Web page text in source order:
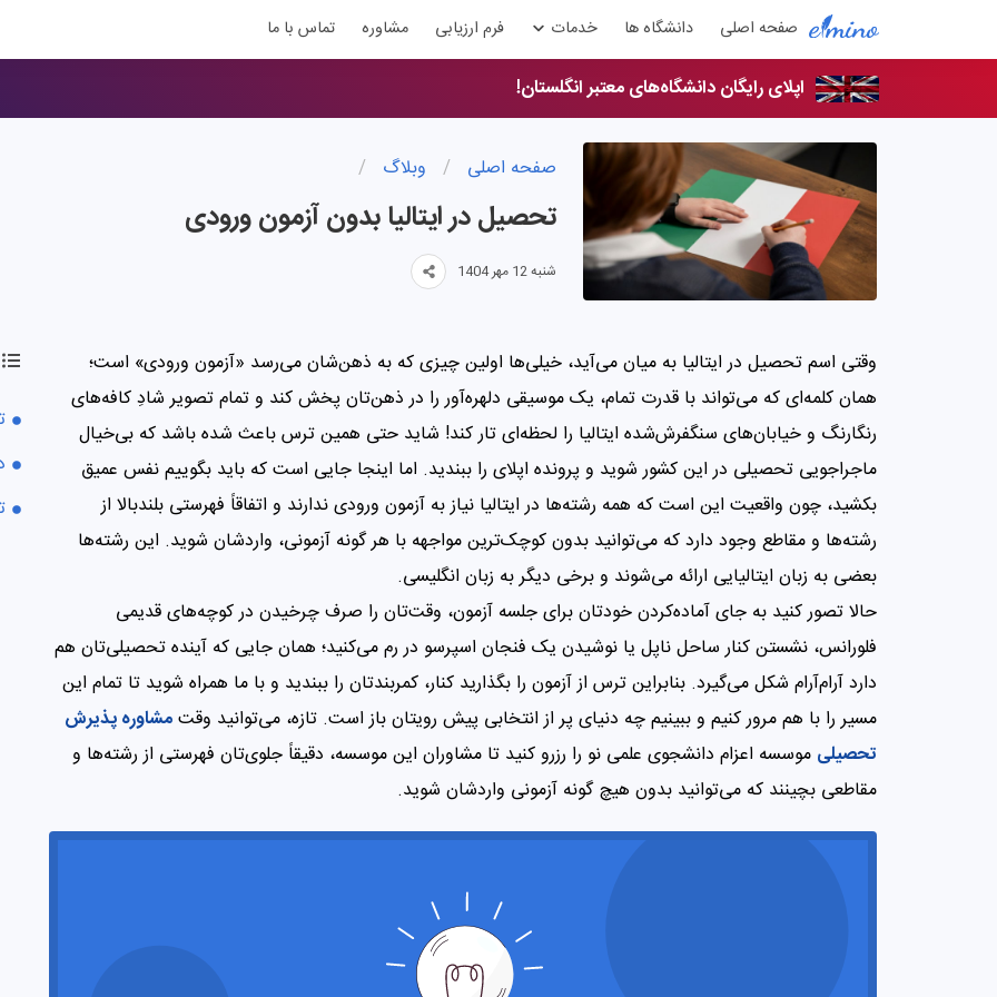
صفحه اصلی دانشگاه ها خدمات فرم ارزیابی مشاوره تماس با ما
اپلای رایگان دانشگاه‌های معتبر انگلستان!
صفحه اصلی / وبلاگ /
تحصیل در ایتالیا بدون آزمون ورودی
شنبه 12 مهر 1404
وقتی اسم تحصیل در ایتالیا به میان می‌آید، خیلی‌ها اولین چیزی که به ذهن‌شان می‌رسد «آزمون ورودی» است؛
همان کلمه‌ای که می‌تواند با قدرت تمام، یک موسیقی دلهره‌آور را در ذهن‌تان پخش کند و تمام تصویر شادِ کافه‌های
رنگارنگ و خیابان‌های سنگفرش‌شده ایتالیا را لحظه‌ای تار کند! شاید حتی همین ترس باعث شده باشد که بی‌خیال
ماجراجویی تحصیلی در این کشور شوید و پرونده اپلای را ببندید. اما اینجا جایی است که باید بگوییم نفس عمیق
بکشید، چون واقعیت این است که همه رشته‌ها در ایتالیا نیاز به آزمون ورودی ندارند و اتفاقاً فهرستی بلندبالا از
رشته‌ها و مقاطع وجود دارد که می‌توانید بدون کوچک‌ترین مواجهه با هر گونه آزمونی، واردشان شوید. این رشته‌ها
بعضی به زبان ایتالیایی ارائه می‌شوند و برخی دیگر به زبان انگلیسی.
حالا تصور کنید به جای آماده‌کردن خودتان برای جلسه آزمون، وقت‌تان را صرف چرخیدن در کوچه‌های قدیمی
فلورانس، نشستن کنار ساحل ناپل یا نوشیدن یک فنجان اسپرسو در رم می‌کنید؛ همان جایی که آینده تحصیلی‌تان هم
دارد آرام‌آرام شکل می‌گیرد. بنابراین ترس از آزمون را بگذارید کنار، کمربندتان را ببندید و با ما همراه شوید تا تمام این
مسیر را با هم مرور کنیم و ببینیم چه دنیای پر از انتخابی پیش رویتان باز است. تازه، می‌توانید وقتمشاوره پذیرش
تحصیلی موسسه اعزام دانشجوی علمی نو را رزرو کنید تا مشاوران این موسسه، دقیقاً جلوی‌تان فهرستی از رشته‌ها و
مقاطعی بچینند که می‌توانید بدون هیچ گونه آزمونی واردشان شوید.